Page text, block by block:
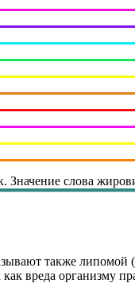
Значение слова
также липомой
вреда организму